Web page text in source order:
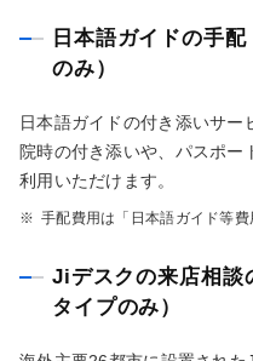
日本語ガイドの手
のみ）
日本語ガイドの付き添いサー
院時の付き添いや、パスポ
利用いただけます。
※ 手配費用は「日本語ガイド等費
Jiデスクの来店相談
タイプのみ）